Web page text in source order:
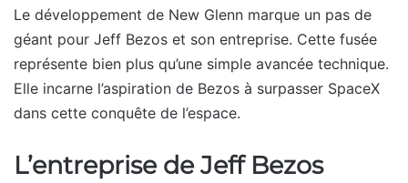
Le développement de New Glenn marque un pas de
géant pour Jeff Bezos et son entreprise. Cette fusée
représente bien plus qu’une simple avancée technique.
Elle incarne l’aspiration de Bezos à surpasser SpaceX
dans cette conquête de l’espace.
L’entreprise de Jeff Bezos